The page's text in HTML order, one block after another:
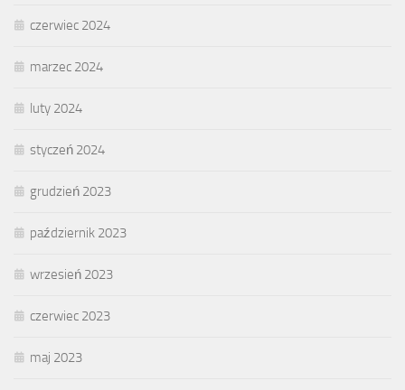
czerwiec 2024
marzec 2024
luty 2024
styczeń 2024
grudzień 2023
październik 2023
wrzesień 2023
czerwiec 2023
maj 2023